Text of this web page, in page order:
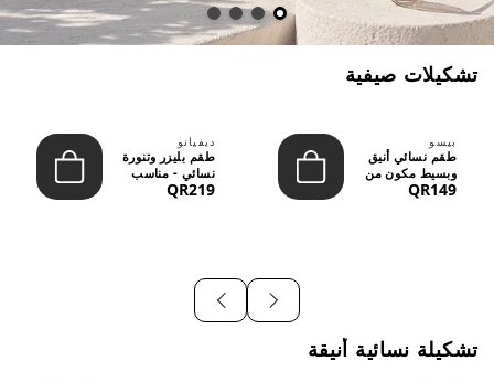
تشكيلات صيفية
بيسو
طقم نسائي أنيق
وبسيط مكون من
قطعتين - تصميم
QR149
ديفيانو
طقم بليزر وتنورة
نسائي - مناسب
للعمل الرسمي
QR219
تشكيلة نسائية أنيقة